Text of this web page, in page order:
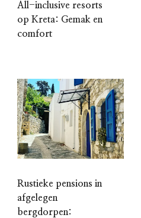
All-inclusive resorts
op Kreta: Gemak en
comfort
Rustieke pensions in
afgelegen
bergdorpen: